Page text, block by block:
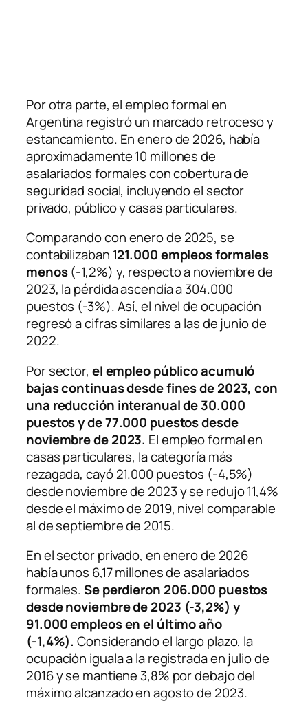
Por otra parte, el empleo formal en
Argentina registró un marcado retroceso y
estancamiento. En enero de 2026, había
aproximadamente 10 millones de
asalariados formales con cobertura de
seguridad social, incluyendo el sector
privado, público y casas particulares.
Comparando con enero de 2025, se
contabilizaban 121.000 empleos formales
menos(-1,2%) y, respecto a noviembre de
2023, la pérdida ascendía a 304.000
puestos (-3%). Así, el nivel de ocupación
regresó a cifras similares a las de junio de
2022.
Por sector, el empleo público acumuló
bajas continuas desde fines de 2023, con
una reducción interanual de 30.000
puestos y de 77.000 puestos desde
noviembre de 2023. El empleo formal en
casas particulares, la categoría más
rezagada, cayó 21.000 puestos (-4,5%)
desde noviembre de 2023 y se redujo 11,4%
desde el máximo de 2019, nivel comparable
al de septiembre de 2015.
En el sector privado, en enero de 2026
había unos 6,17 millones de asalariados
formales.Se perdieron 206.000 puestos
desde noviembre de 2023 (-3,2%) y
91.000 empleos en el último año
(-1,4%).Considerando el largo plazo, la
ocupación iguala a la registrada en julio de
2016 y se mantiene 3,8% por debajo del
máximo alcanzado en agosto de 2023.